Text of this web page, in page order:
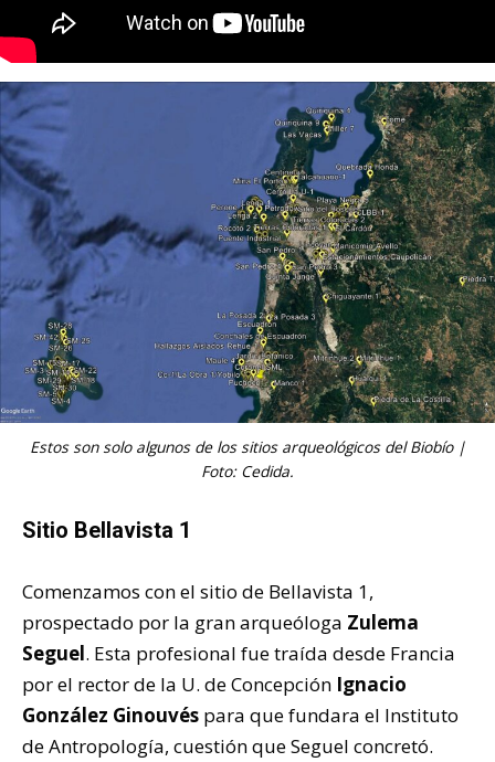
Estos son solo algunos de los sitios arqueológicos del Biobío |
Foto: Cedida.
Sitio Bellavista 1
Comenzamos con el sitio de Bellavista 1,
prospectado por la gran arqueóloga Zulema
Seguel. Esta profesional fue traída desde Francia
por el rector de la U. de Concepción Ignacio
González Ginouvés para que fundara el Instituto
de Antropología, cuestión que Seguel concretó.